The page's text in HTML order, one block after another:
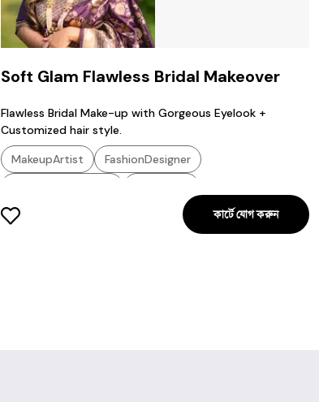
Soft Glam Flawless Bridal Makeover
Flawless Bridal Make-up with Gorgeous Eyelook +
Customized hair style.
MakeupArtist
FashionDesigner
কার্টে যোগ করুন